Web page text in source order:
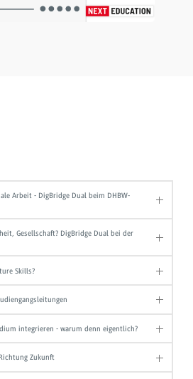
Arbeit - DigBridge Dual beim DHBW-
Gesellschaft? DigBridge Dual bei der
Skills?
integrieren - warum denn eigentlich?
Zukunft